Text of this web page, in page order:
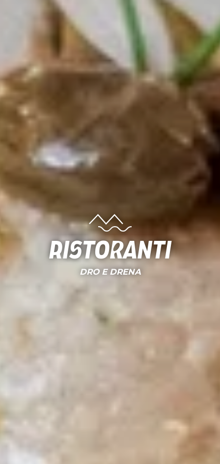
Ristoranti
DRO E DRENA